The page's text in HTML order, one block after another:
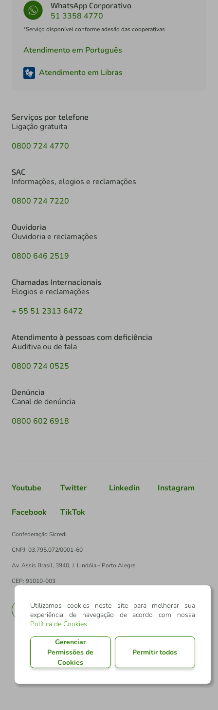
WhatsApp Corporativo
51 3358 4770
*Serviço disponível conforme adesão das cooperativas
Atendimento em Português
Atendimento em Libras
Serviços por telefone
Ligação gratuita
0800 724 4770
SAC
Informações, elogios e reclamações
0800 724 7220
Ouvidoria
Ouvidoria e reclamações
0800 646 2519
Chamadas Internacionais
Elogios e reclamações
+ 55 51 2313 6472
Atendimento à pessoas com deficiência
Auditiva ou de fala
0800 724 0525
Denúncia
Canal de denúncia
0800 602 6918
Youtube Twitter Linkedin Instagram
Facebook TikTok
Confederação Sicredi
CNPJ: 03.795.072/0001-60
Av. Assis Brasil, 3940, J. Lindóia - Porto Alegre
CEP: 91010-003
EN
Utilizamos cookies neste site para melhorar sua
experiência de navegação de acordo com nossa
Política de Cookies.
Gerenciar
Permissões de
Cookies
Permitir todos